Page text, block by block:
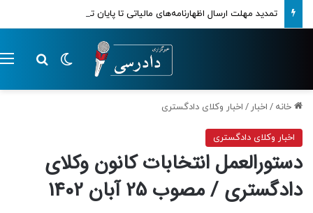
تمدید مهلت ارسال اظهارنامه‌های مالیاتی تا پایان تابستان 1405
تغییر پوسته
خانه / اخبار / اخبار وکلای دادگستری
اخبار وکلای دادگستری
دستورالعمل انتخابات کانون وکلای
دادگستری / مصوب 25 آبان 1402